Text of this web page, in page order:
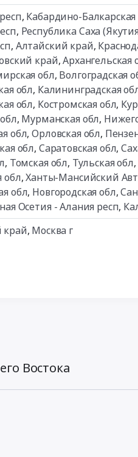
, Кабардино-Балкарская
, Республика Саха
, Алтайский край,
край,Архангельская
обл, Волгоградская
обл, Калининградская
обл, Костромская обл,
, Мурманская обл,
обл,Орловская обл,
обл, Саратовская обл,
, Томская обл, Тульская обл,
обл,Ханты-Мансийский
обл, Новгородская обл,
Осетия - Алания респ,
край, Москва г
Востока